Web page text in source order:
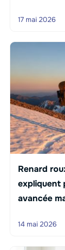
17 mai 2026
Renard
expliquent
avancée
14 mai 2026